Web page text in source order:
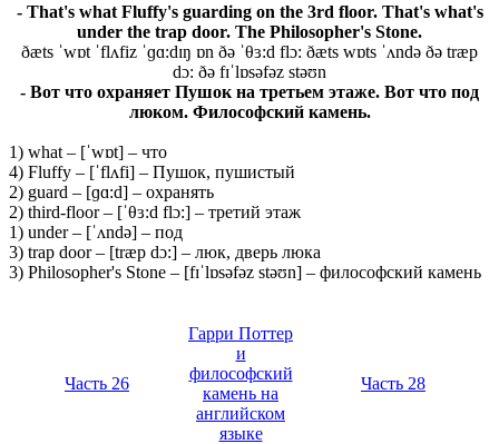
- That's what Fluffy's guarding on the 3rd floor. That's what's
under the trap door. The Philosopher's Stone.
ðæts ˈwɒt ˈflʌfiz ˈɡɑ:dɪŋ ɒn ðə ˈθɜ:d flɔ: ðæts wɒts ˈʌndə ðə træp
dɔ: ðə fɪˈlɒsəfəz stəʊn
- Вот что охраняет Пушок на третьем этаже. Вот что под
люком. Философский камень.
1) what – [ˈwɒt] – что
4) Fluffy – [ˈflʌfi] – Пушок, пушистый
2) guard – [ɡɑ:d] – охранять
2) third-floor – [ˈθɜ:d flɔ:] – третий этаж
1) under – [ˈʌndə] – под
3) trap door – [træp dɔ:] – люк, дверь люка
3) Philosopher's Stone – [fɪˈlɒsəfəz stəʊn] – философский камень
Часть 26
Гарри Поттер
и
философский
камень на
английском
языке
Часть 28